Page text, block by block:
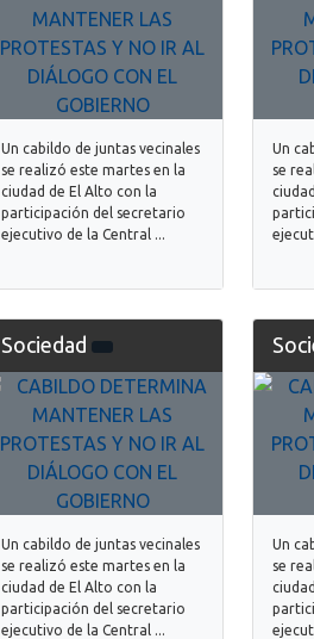
Un cabildo de juntas vecinales
se realizó este martes en la
ciudad de El Alto con la
participación del secretario
ejecutivo de la Central ...
Un
se
Sociedad
Un cabildo de juntas vecinales
se realizó este martes en la
ciudad de El Alto con la
participación del secretario
ejecutivo de la Central ...
Un
se